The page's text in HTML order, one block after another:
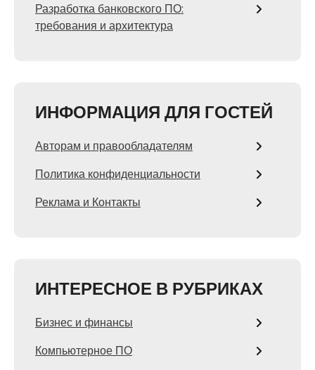
Разработка банковского ПО:
требования и архитектура
ИНФОРМАЦИЯ ДЛЯ ГОСТЕЙ
Авторам и правообладателям
Политика конфиденциальности
Реклама и Контакты
ИНТЕРЕСНОЕ В РУБРИКАХ
Бизнес и финансы
Компьютерное ПО